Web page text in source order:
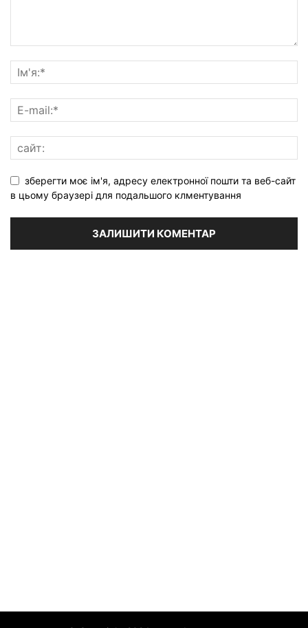
зберегти моє ім'я, адресу електронної пошти та веб-сайт
в цьому браузері для подальшого клментування